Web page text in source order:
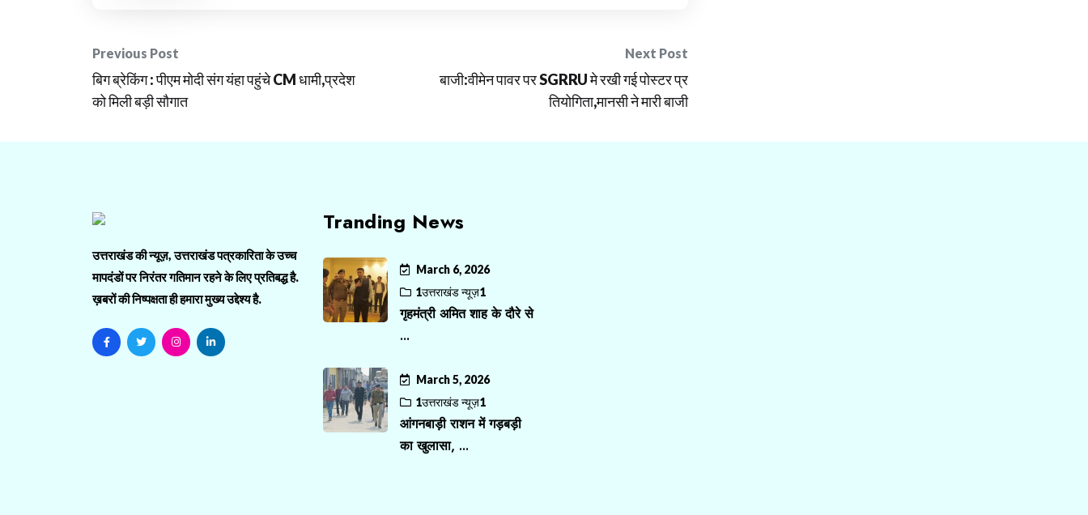
Post
navigation
Previous Post
बिग ब्रेकिंग : पीएम मोदी संग यंहा पहुंचे CM धामी,प्रदेश
को मिली बड़ी सौगात
Next Post
बाजी:वीमेन पावर पर SGRRU मे रखी गई पोस्टर प्र
तियोगिता,मानसी ने मारी बाजी
उत्तराखंड की न्यूज़, उत्तराखंड पत्रकारिता के उच्च
मापदंडों पर निरंतर गतिमान रहने के लिए प्रतिबद्ध है.
ख़बरों की निष्पक्षता ही हमारा मुख्य उद्देश्य है.
Tranding News
March 6, 2026
1उत्तराखंड न्यूज़1
गृहमंत्री अमित शाह के दौरे से
...
March 5, 2026
1उत्तराखंड न्यूज़1
आंगनबाड़ी राशन में गड़बड़ी
का खुलासा, ...